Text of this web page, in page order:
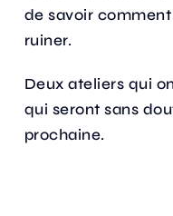
de savoir
ruiner.
Deux ateliers qui
qui seront sans
prochaine.